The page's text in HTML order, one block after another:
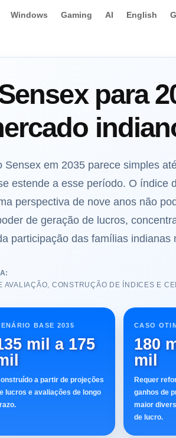
Windows Gaming AI English
para
em 2035 parece simples
estende a esse período. O índice
perspectiva de nove anos não
de geração de lucros,
participação das famílias indianas
CONSTRUÇÃO DE ÍNDICES E
BASE 2035
mil a 175
a partir de projeções
lucros e avaliações de longo
CASO
180
mil
Requer
ganhos de
maior
de lucro.